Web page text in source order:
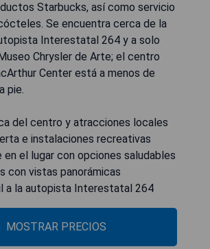
Starbucks, así como servicio
Se encuentra cerca de la
Interestatal 264 y a solo
Chrysler de Arte; el centro
Center está a menos de
pie.
del centro y atracciones locales
e instalaciones recreativas
en el lugar con opciones saludables
con vistas panorámicas
a la autopista Interestatal 264
MOSTRAR PRECIOS